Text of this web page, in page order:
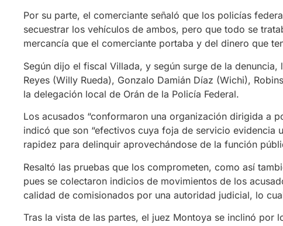
Por su parte, el comerciante señaló que los policías
secuestrar los vehículos de ambos, pero que todo se
mercancía que el comerciante portaba y del dinero que
Según dijo el fiscal Villada, y según surge de la
Reyes (Willy Rueda), Gonzalo Damián Díaz (Wichi),
la delegación local de Orán de la Policía Federal.
Los acusados “conformaron una organización dirigida a
indicó que son “efectivos cuya foja de servicio evidencia
rapidez para delinquir aprovechándose de la función
Resaltó las pruebas que los comprometen, como así
pues se colectaron indicios de movimientos de los
calidad de comisionados por una autoridad judicial, lo
Tras la vista de las partes, el juez Montoya se inclinó